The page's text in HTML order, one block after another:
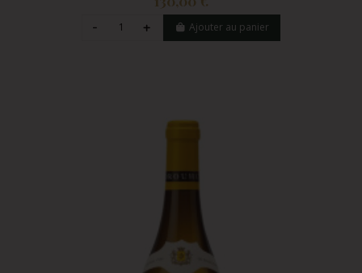
Ajouter au panier